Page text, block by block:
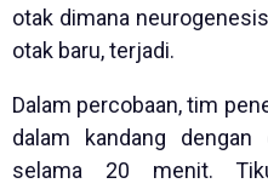
otak dimana
otak baru, terjadi.
Dalam percobaan, tim
dalam kandang
selama 20 menit.